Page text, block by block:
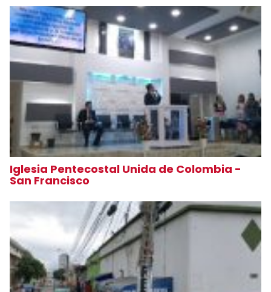
Iglesia Pentecostal Unida de Colombia -
San Francisco